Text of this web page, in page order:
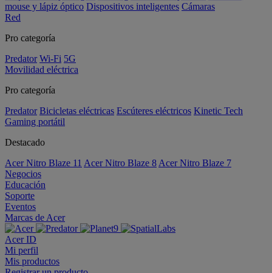
mouse y lápiz óptico Dispositivos inteligentes Cámaras
Red
Pro categoría
Predator Wi-Fi 5G
Movilidad eléctrica
Pro categoría
Predator Bicicletas eléctricas Escúteres eléctricos Kinetic Tech
Gaming portátil
Destacado
Acer Nitro Blaze 11 Acer Nitro Blaze 8 Acer Nitro Blaze 7
Negocios
Educación
Soporte
Eventos
Marcas de Acer
Acer ID
Mi perfil
Mis productos